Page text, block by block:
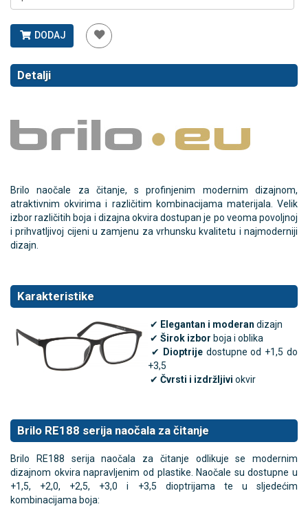
DODAJ
Detalji
Brilo naočale za čitanje, s profinjenim modernim dizajnom,
atraktivnim okvirima i različitim kombinacijama materijala. Velik
izbor različitih boja i dizajna okvira dostupan je po veoma povoljnoj
i prihvatljivoj cijeni u zamjenu za vrhunsku kvalitetu i najmoderniji
dizajn.
Karakteristike
✔ Elegantan i moderan dizajn
✔ Širok izbor boja i oblika
✔
Dioptrijedostupne od +1,5 do
+3,5
✔ Čvrsti i izdržljivi okvir
Brilo RE188 serija naočala za čitanje
Brilo RE188 serija naočala za čitanje odlikuje se modernim
dizajnom okvira napravljenim od plastike. Naočale su dostupne u
+1,5, +2,0, +2,5, +3,0 i +3,5 dioptrijama te u sljedećim
kombinacijama boja: